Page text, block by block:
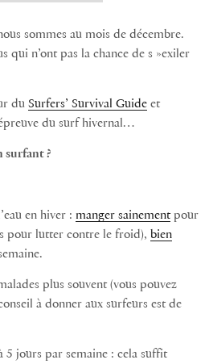
sommes au mois de décembre.
qui n’ont pas la chance de s »exiler
du Surfers’ Survival Guide et
du surf hivernal…
surfant ?
en hiver : manger sainementpour
pour lutter contre le froid), bien
plus souvent (vous pouvez
à donner aux surfeurs est de
5 jours par semaine : cela suffit